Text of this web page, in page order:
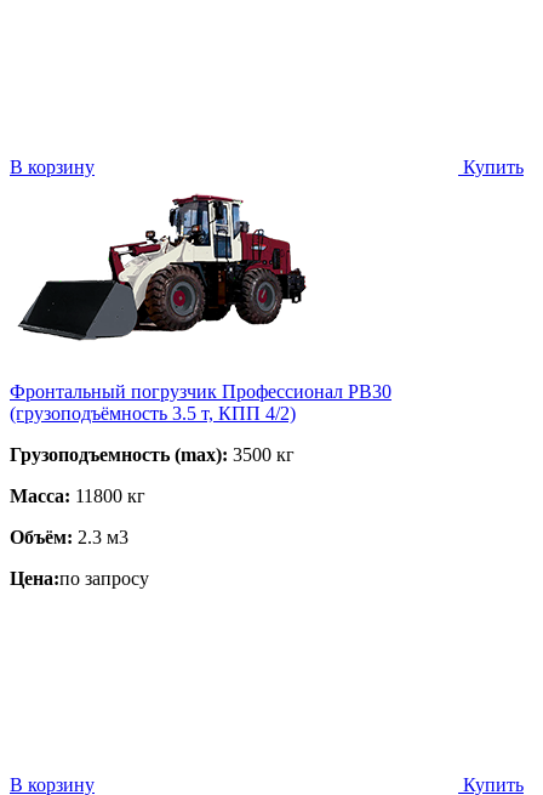
В корзину Купить
Фронтальный погрузчик Профессионал PB30
(грузоподъёмность 3.5 т, КПП 4/2)
Грузоподъемность (max): 3500 кг
Масса: 11800 кг
Объём: 2.3 м3
Цена:по запросу
В корзину Купить